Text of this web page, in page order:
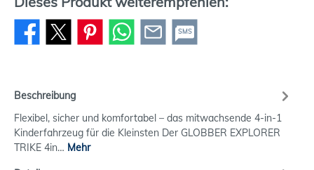
SMS
Beschreibung
Flexibel, sicher und komfortabel – das mitwachsende 4-in-1
Kinderfahrzeug für die Kleinsten Der GLOBBER EXPLORER
TRIKE 4in… Mehr